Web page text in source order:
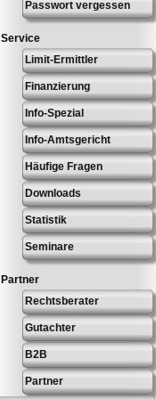
Passwort vergessen
Service
Limit-Ermittler
Finanzierung
Info-Spezial
Info-Amtsgericht
Häufige Fragen
Downloads
Statistik
Seminare
Partner
Rechtsberater
Gutachter
B2B
Partner